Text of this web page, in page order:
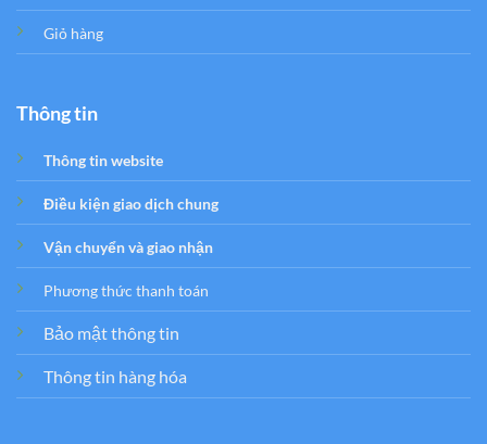
Giỏ hàng
Thông tin
Thông tin website
Điều kiện giao dịch chung
Vận chuyển và giao nhận
Phương thức thanh toán
Bảo mật thông tin
Thông tin hàng hóa